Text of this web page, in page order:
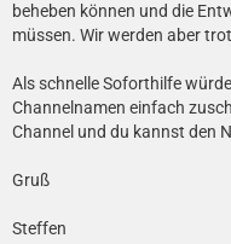
beheben können und die
müssen. Wir werden aber
Als schnelle Soforthilfe
Channelnamen einfach
Channel und du kannst den
Gruß
Steffen